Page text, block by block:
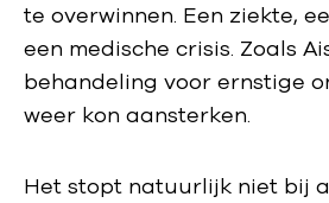
te overwinnen. Een ziekte,
een medische crisis. Zoals
behandeling voor ernstige
weer kon aansterken.
Het stopt natuurlijk niet bij